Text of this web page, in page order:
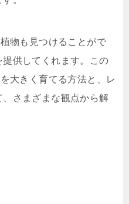
物も見つけることがで
供してくれます。この
大きく育てる方法と、レ
さまざまな観点から解